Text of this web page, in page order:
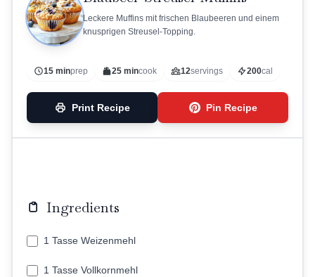
Leckere Muffins mit frischen Blaubeeren und einem
knusprigen Streusel-Topping.
15 minprep 25 mincook 12servings 200cal
Print Recipe Pin Recipe
Ingredients
1 Tasse Weizenmehl
1 Tasse Vollkornmehl